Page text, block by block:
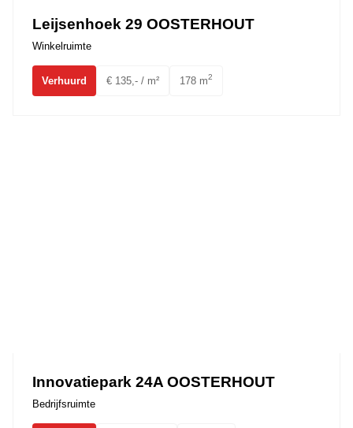
Leijsenhoek 29 OOSTERHOUT
Winkelruimte
Verhuurd € 135,- / m² 178 m2
Innovatiepark 24A OOSTERHOUT
Bedrijfsruimte